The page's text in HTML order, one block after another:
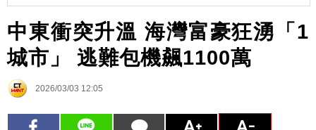
中東衝突升溫 海灣富豪狂湧「1
城市」 逃難包機飆1100萬
2026/03/03 12:05